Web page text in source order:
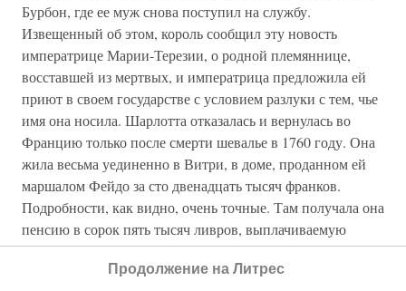
Бурбон, где ее муж снова поступил на службу.
Извещенный об этом, король сообщил эту новость
императрице Марии-Терезии, о родной племяннице,
восставшей из мертвых, и императрица предложила ей
приют в своем государстве с условием разлуки с тем, чье
имя она носила. Шарлотта отказалась и вернулась во
Францию только после смерти шевалье в 1760 году. Она
жила весьма уединенно в Витри, в доме, проданном ей
маршалом Фейдо за сто двенадцать тысяч франков.
Подробности, как видно, очень точные. Там получала она
пенсию в сорок пять тысяч ливров, выплачиваемую
императрицей, ее теткой, но три четверти ее раздавала на
благотворительность. Случай этот был многим известен
Продолжение на Литрес